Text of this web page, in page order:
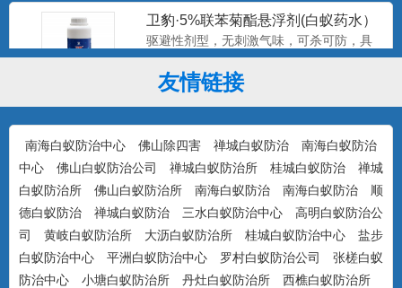
卫豹·5%联苯菊酯悬浮剂(白蚁药水）
驱避性剂型，无刺激气味，可杀可防，具
有驱避和触杀作用...
康宇·白浪15%吡虫啉悬浮剂（白蚁
药）
防治对象：装修预防、活蚁杀灭、树木防
治...
美国百户泰2.5%联苯菊酯悬浮剂
友情链接
南海白蚁防治中心 佛山除四害 禅城白蚁防治
南海白蚁防治
中心
佛山白蚁防治公司 禅城白蚁防治所 桂城白蚁防治
禅城
白蚁防治所
佛山白蚁防治所 南海白蚁防治 南海白蚁防治
顺
德白蚁防治
禅城白蚁防治 三水白蚁防治中心
高明白蚁防治公
司
黄岐白蚁防治所 大沥白蚁防治所 桂城白蚁防治中心
盐步
白蚁防治中心
平洲白蚁防治中心 罗村白蚁防治公司
张槎白蚁
防治中心
小塘白蚁防治所 丹灶白蚁防治所
西樵白蚁防治所